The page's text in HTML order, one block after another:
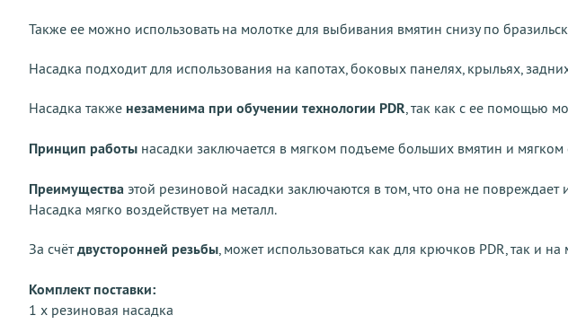
Также ее можно использовать на молотке для выбивания вмятин снизу по
Насадка подходит для использования на капотах, боковых панелях, крыльях,
Насадка также незаменима при обучении технологии PDR, так как с ее помощью
Принцип работы насадки заключается в мягком подъеме больших вмятин и
Преимущества этой резиновой насадки заключаются в том, что она не
Насадка мягко воздействует на металл.
За счётдвусторонней резьбы, может использоваться как для крючков PDR, так и
Комплект поставки:
1 x резиновая насадка